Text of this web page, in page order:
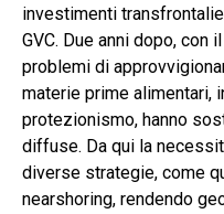
investimenti
GVC. Due anni dopo, con
problemi di
materie prime alimentari,
protezionismo, hanno
diffuse. Da qui la
diverse strategie, come
nearshoring, rendendo